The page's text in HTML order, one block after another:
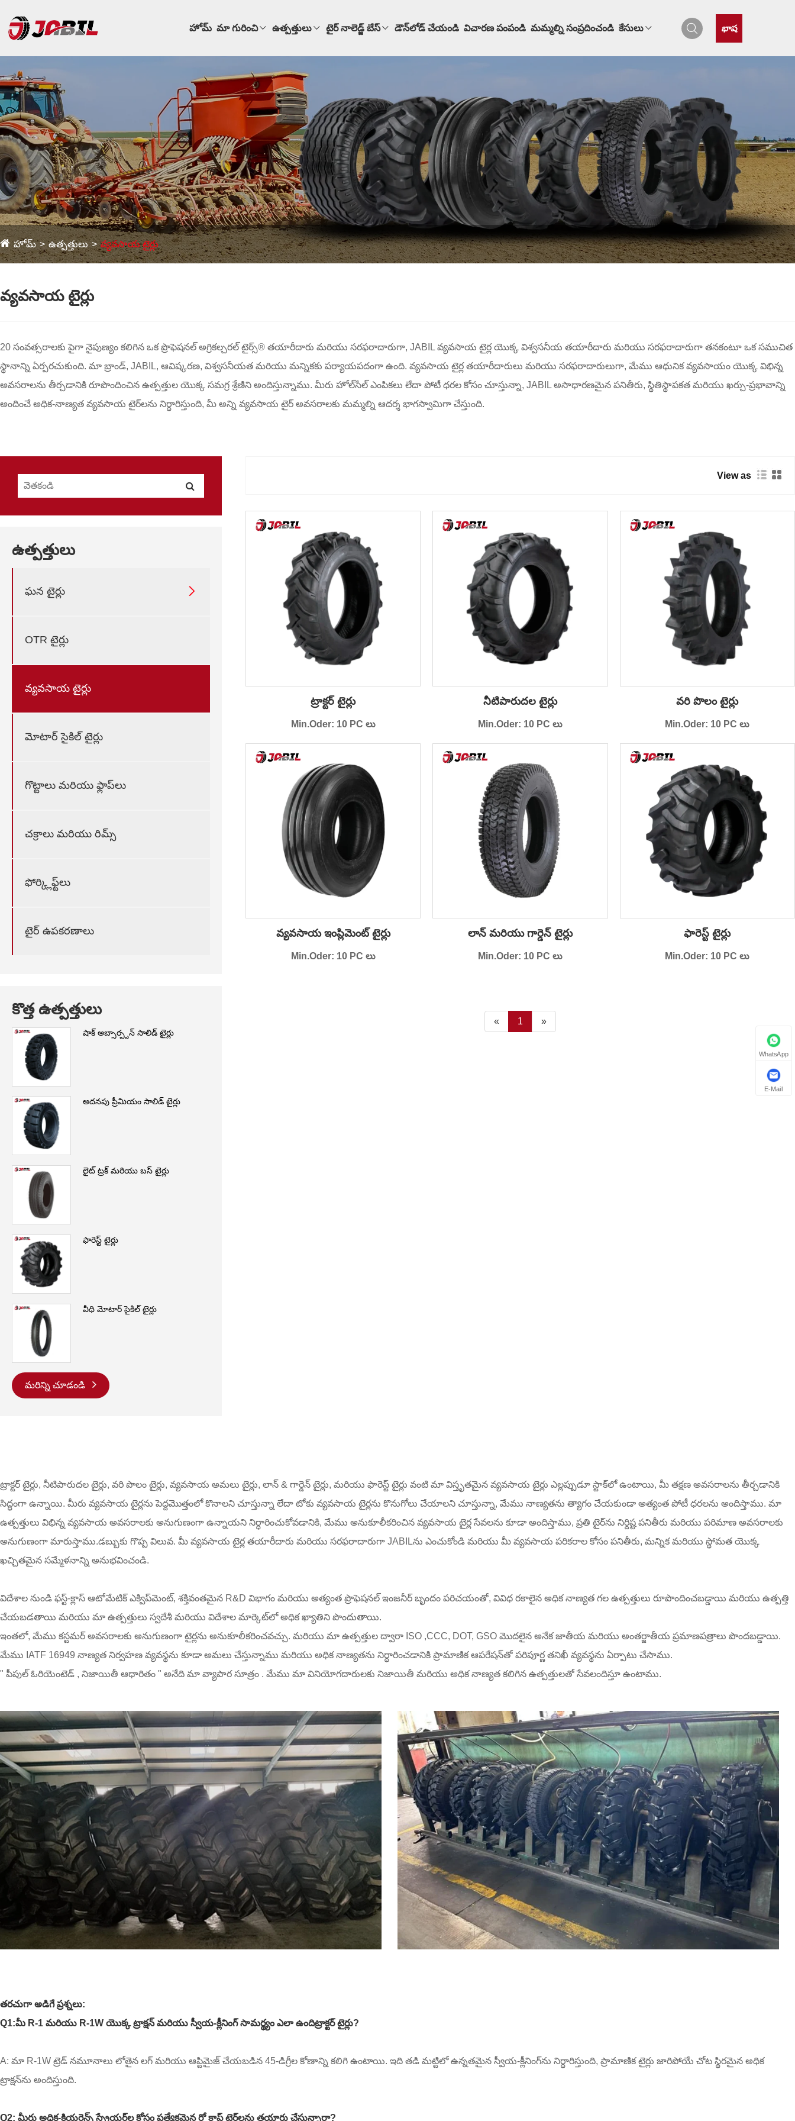
హోమ్ మా గురించి ఉత్పత్తులు టైర్ నాలెడ్జ్ బేస్ డౌన్‌లోడ్ చేయండి విచారణ పంపండి మమ్మల్ని సంప్రదించండి కేసులు భాష
హోమ్ ఉత్పత్తులు వ్యవసాయ టైర్లు
వ్యవసాయ టైర్లు
20 సంవత్సరాలకు పైగా నైపుణ్యం కలిగిన ఒక ప్రొఫెషనల్ అగ్రికల్చరల్ టైర్స్® తయారీదారు మరియు సరఫరాదారుగా, JABIL వ్యవసాయ టైర్ల యొక్క విశ్వసనీయ తయారీదారు మరియు సరఫరాదారుగా తనకంటూ ఒక సముచిత
స్థానాన్ని ఏర్పరచుకుంది. మా బ్రాండ్, JABIL, ఆవిష్కరణ, విశ్వసనీయత మరియు మన్నికకు పర్యాయపదంగా ఉంది. వ్యవసాయ టైర్ల తయారీదారులు మరియు సరఫరాదారులుగా, మేము ఆధునిక వ్యవసాయం యొక్క విభిన్న
అవసరాలను తీర్చడానికి రూపొందించిన ఉత్పత్తుల యొక్క సమగ్ర శ్రేణిని అందిస్తున్నాము. మీరు హోల్‌సేల్ ఎంపికలు లేదా పోటీ ధరల కోసం చూస్తున్నా, JABIL అసాధారణమైన పనితీరు, స్థితిస్థాపకత మరియు ఖర్చు-ప్రభావాన్ని
అందించే అధిక-నాణ్యత వ్యవసాయ టైర్‌లను నిర్ధారిస్తుంది, మీ అన్ని వ్యవసాయ టైర్ అవసరాలకు మమ్మల్ని ఆదర్శ భాగస్వామిగా చేస్తుంది.
ఉత్పత్తులు
ఘన టైర్లు 
OTR టైర్లు
వ్యవసాయ టైర్లు
మోటార్ సైకిల్ టైర్లు
గొట్టాలు మరియు ఫ్లాప్‌లు
చక్రాలు మరియు రిమ్స్
ఫోర్క్లిఫ్ట్‌లు
టైర్ ఉపకరణాలు
కొత్త ఉత్పత్తులు
షాక్ అబ్సార్ప్షన్ సాలిడ్ టైర్లు
అదనపు ప్రీమియం సాలిడ్ టైర్లు
లైట్ ట్రక్ మరియు బస్ టైర్లు
ఫారెస్ట్ టైర్లు
వీధి మోటార్ సైకిల్ టైర్లు
మరిన్ని చూడండి
View as
ట్రాక్టర్ టైర్లు
Min.Oder: 10 PC లు
నీటిపారుదల టైర్లు
Min.Oder: 10 PC లు
వరి పొలం టైర్లు
Min.Oder: 10 PC లు
వ్యవసాయ ఇంప్లిమెంట్ టైర్లు
Min.Oder: 10 PC లు
లాన్ మరియు గార్డెన్ టైర్లు
Min.Oder: 10 PC లు
ఫారెస్ట్ టైర్లు
Min.Oder: 10 PC లు
« 1 »
ట్రాక్టర్ టైర్లు, నీటిపారుదల టైర్లు, వరి పొలం టైర్లు, వ్యవసాయ అమలు టైర్లు, లాన్ & గార్డెన్ టైర్లు, మరియు ఫారెస్ట్ టైర్లు వంటి మా విస్తృతమైన వ్యవసాయ టైర్లు ఎల్లప్పుడూ స్టాక్‌లో ఉంటాయి, మీ తక్షణ అవసరాలను తీర్చడానికి
సిద్ధంగా ఉన్నాయి. మీరు వ్యవసాయ టైర్లను పెద్దమొత్తంలో కొనాలని చూస్తున్నా లేదా టోకు వ్యవసాయ టైర్లను కొనుగోలు చేయాలని చూస్తున్నా, మేము నాణ్యతను త్యాగం చేయకుండా అత్యంత పోటీ ధరలను అందిస్తాము. మా
ఉత్పత్తులు విభిన్న వ్యవసాయ అవసరాలకు అనుగుణంగా ఉన్నాయని నిర్ధారించుకోవడానికి, మేము అనుకూలీకరించిన వ్యవసాయ టైర్ల సేవలను కూడా అందిస్తాము, ప్రతి టైర్‌ను నిర్దిష్ట పనితీరు మరియు పరిమాణ అవసరాలకు
అనుగుణంగా మారుస్తాము.డబ్బుకు గొప్ప విలువ. మీ వ్యవసాయ టైర్ల తయారీదారు మరియు సరఫరాదారుగా JABILను ఎంచుకోండి మరియు మీ వ్యవసాయ పరికరాల కోసం పనితీరు, మన్నిక మరియు స్థోమత యొక్క
ఖచ్చితమైన సమ్మేళనాన్ని అనుభవించండి.
విదేశాల నుండి ఫస్ట్-క్లాస్ ఆటోమేటిక్ ఎక్విప్‌మెంట్, శక్తివంతమైన R&D విభాగం మరియు అత్యంత ప్రొఫెషనల్ ఇంజనీర్ బృందం పరిచయంతో, వివిధ రకాలైన అధిక నాణ్యత గల ఉత్పత్తులు రూపొందించబడ్డాయి మరియు ఉత్పత్తి
చేయబడతాయి మరియు మా ఉత్పత్తులు స్వదేశీ మరియు విదేశాల మార్కెట్‌లో అధిక ఖ్యాతిని పొందుతాయి.
ఇంతలో, మేము కస్టమర్ అవసరాలకు అనుగుణంగా టైర్లను అనుకూలీకరించవచ్చు. మరియు మా ఉత్పత్తుల ద్వారా ISO ,CCC, DOT, GSO మొదలైన అనేక జాతీయ మరియు అంతర్జాతీయ ప్రమాణపత్రాలు పొందబడ్డాయి.
మేము IATF 16949 నాణ్యత నిర్వహణ వ్యవస్థను కూడా అమలు చేస్తున్నాము మరియు అధిక నాణ్యతను నిర్ధారించడానికి ప్రామాణిక ఆపరేషన్‌తో పరిపూర్ణ తనిఖీ వ్యవస్థను ఏర్పాటు చేసాము.
" పీపుల్ ఓరియెంటెడ్ , నిజాయితీ ఆధారితం " అనేది మా వ్యాపార సూత్రం . మేము మా వినియోగదారులకు నిజాయితీ మరియు అధిక నాణ్యత కలిగిన ఉత్పత్తులతో సేవలందిస్తూ ఉంటాము.
తరచుగా అడిగే ప్రశ్నలు:
Q1:మీ R-1 మరియు R-1W యొక్క ట్రాక్షన్ మరియు స్వీయ-క్లీనింగ్ సామర్థ్యం ఎలా ఉందిట్రాక్టర్ టైర్లు?
A: మా R-1W ట్రెడ్ నమూనాలు లోతైన లగ్ మరియు ఆప్టిమైజ్ చేయబడిన 45-డిగ్రీల కోణాన్ని కలిగి ఉంటాయి. ఇది తడి మట్టిలో ఉన్నతమైన స్వీయ-క్లీనింగ్‌ను నిర్ధారిస్తుంది, ప్రామాణిక టైర్లు జారిపోయే చోట స్థిరమైన అధిక
ట్రాక్షన్‌ను అందిస్తుంది.
Q2: మీరు అధిక-క్లియరెన్స్ స్ప్రేయర్‌ల కోసం ప్రత్యేకమైన రో క్రాప్ టైర్‌లను తయారు చేస్తున్నారా?
WhatsApp
E-Mail